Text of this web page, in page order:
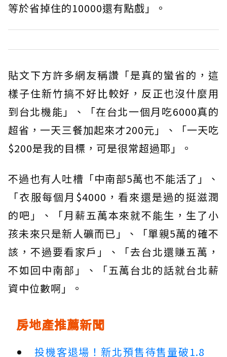
等於省掉住的10000還有點戲」。
貼文下方許多網友稱讚「是真的蠻省的，這
樣子住新竹搞不好比較好，反正也沒什麼用
到台北機能」、「在台北一個月吃6000真的
超省，一天三餐加起來才200元」、「一天吃
$200是我的目標，可是很常超過耶」。
不過也有人吐槽「中南部5萬也不能活了」、
「衣服每個月$4000，看來還是過的挺滋潤
的吧」、「月薪五萬本來就不能生，生了小
孩未來只是新人礦而已」、「單親5萬的確不
該，不過要看家戶」、「去台北還賺五萬，
不如回中南部」、「五萬台北的話就台北薪
資中位數啊」。
房地產推薦新聞
投機客退場！新北預售待售量破1.8